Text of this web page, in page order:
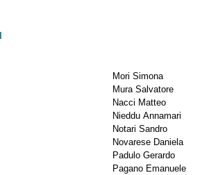
Mori Simona
Mura Salvatore
Nacci Matteo
Nieddu Annamari
Notari Sandro
Novarese Daniela
Padulo Gerardo
Pagano Emanuele